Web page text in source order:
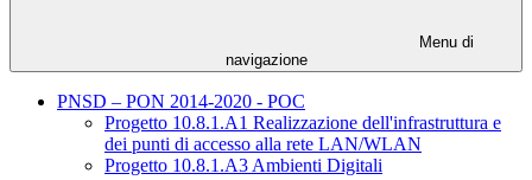
Menu di
navigazione
PNSD – PON 2014-2020 - POC
Progetto 10.8.1.A1 Realizzazione dell'infrastruttura e
dei punti di accesso alla rete LAN/WLAN
Progetto 10.8.1.A3 Ambienti Digitali